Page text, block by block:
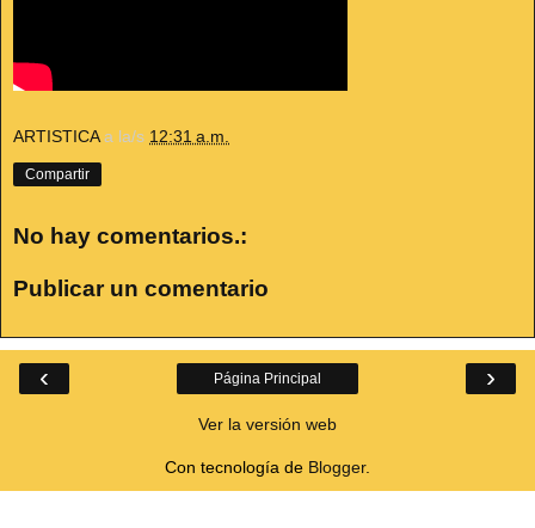
ARTISTICA a la/s 12:31 a.m.
Compartir
No hay comentarios.:
Publicar un comentario
‹ ›
Página Principal
Ver la versión web
Con tecnología de Blogger.